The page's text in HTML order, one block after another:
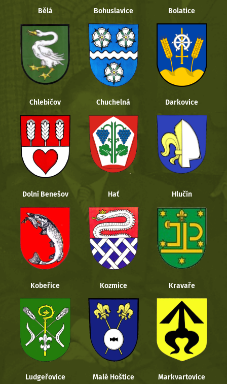
Bělá Bohuslavice Bolatice
Chlebičov Chuchelná Darkovice
Dolní Benešov Hať Hlučín
Kobeřice Kozmice Kravaře
Ludgeřovice Malé Hoštice Markvartovice